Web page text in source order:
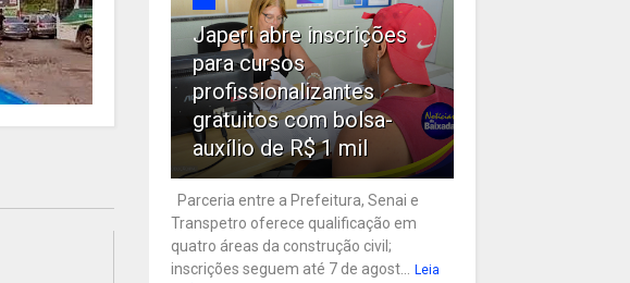
Japeri abre inscrições
para cursos
profissionalizantes
gratuitos com bolsa-
auxílio de R$ 1 mil
Parceria entre a Prefeitura, Senai e
Transpetro oferece qualificação em
quatro áreas da construção civil;
inscrições seguem até 7 de agost... Leia